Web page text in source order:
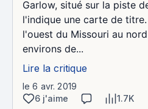
Garlow, situé sur la piste
l'indique une carte de
l'ouest du Missouri au
environs de...
Lire la critique
le 6 avr. 2019
6 j'aime
1.7K